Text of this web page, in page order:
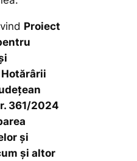
Proiect
361/2024
şi
şi altor